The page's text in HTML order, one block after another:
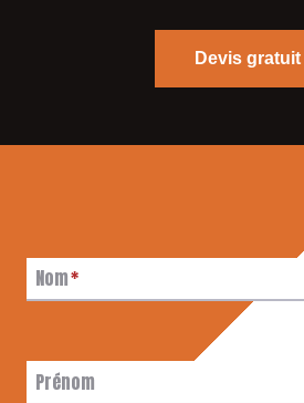
Devis gratuit
Nom*
Prénom